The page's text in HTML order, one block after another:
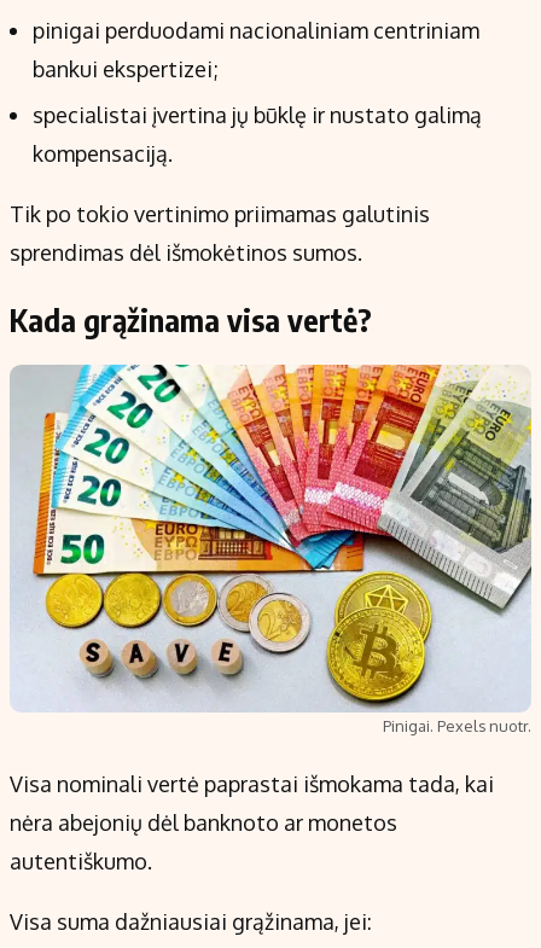
pinigai perduodami nacionaliniam centriniam
bankui ekspertizei;
specialistai įvertina jų būklę ir nustato galimą
kompensaciją.
Tik po tokio vertinimo priimamas galutinis
sprendimas dėl išmokėtinos sumos.
Kada grąžinama visa vertė?
Pinigai. Pexels nuotr.
Visa nominali vertė paprastai išmokama tada, kai
nėra abejonių dėl banknoto ar monetos
autentiškumo.
Visa suma dažniausiai grąžinama, jei: